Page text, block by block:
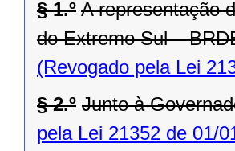
§ 1.º A representação
do Extremo Sul –
(Revogado pela Lei
§ 2.º Junto à
pela Lei 21352 de 01/